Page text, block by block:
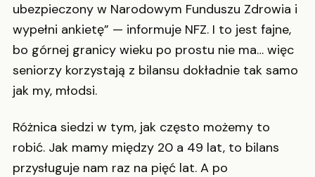
ubezpieczony w Narodowym Funduszu Zdrowia i
wypełni ankietę” — informuje NFZ. I to jest fajne,
bo górnej granicy wieku po prostu nie ma… więc
seniorzy korzystają z bilansu dokładnie tak samo
jak my, młodsi.
Różnica siedzi w tym, jak często możemy to
robić. Jak mamy między 20 a 49 lat, to bilans
przysługuje nam raz na pięć lat. A po